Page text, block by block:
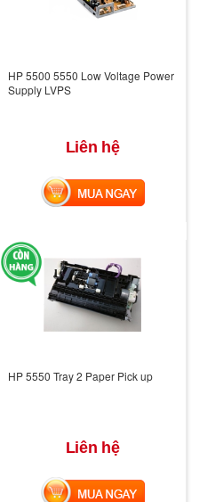
HP 5500 5550 Low Voltage Power
Supply LVPS
Liên hệ
MUA NGAY
HP 5550 Tray 2 Paper Pick up
Liên hệ
MUA NGAY